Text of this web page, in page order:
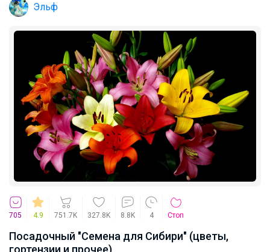
Эльф
705 4.9 751.7K 327.8K 8.8K 4 Стоп
Посадочный "Семена для Сибири" (цветы,
гортензии и прочее)